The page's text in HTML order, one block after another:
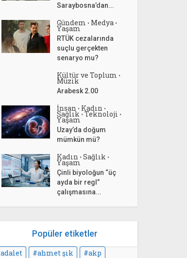
Saraybosna’dan...
Gündem • Medya •
Yaşam
RTÜK cezalarında
suçlu gerçekten
senaryo mu?
Kültür ve Toplum •
Müzik
Arabesk 2.00
İnsan • Kadın •
Sağlık • Teknoloji •
Yaşam
Uzay’da doğum
mümkün mü?
Kadın • Sağlık •
Yaşam
Çinli biyoloğun “üç
ayda bir regl”
çalışmasına...
Popüler etiketler
adalet ahmet şık
akp